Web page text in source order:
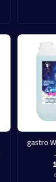
gastro